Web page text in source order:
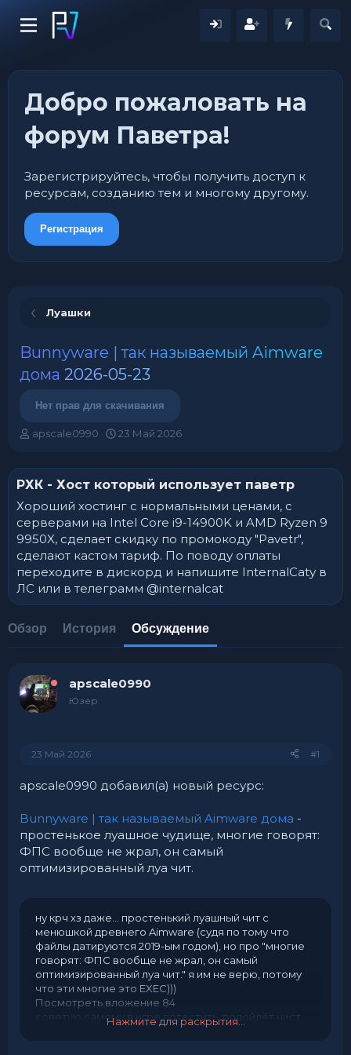
Добро пожаловать на
форум Паветра!
Зарегистрируйтесь, чтобы получить доступ к
ресурсам, созданию тем и многому другому.
Регистрация
Луашки
Bunnyware | так называемый Aimware
дома 2026-05-23
Нет прав для скачивания
А
р
т
е
м
ы
apscale0990
Д
н
а
ч
л
а
23 Май 2026
РХК - Хост который использует паветр
Хороший хостинг с нормальными ценами, с
серверами на Intel Core i9-14900K и AMD Ryzen 9
9950X, сделает скидку по промокоду "Pavetr",
сделают кастом тариф. По поводу оплаты
переходите в дискорд и напишите InternalCatу в
ЛС или в телеграмм @internalcat
Обзор История Обсуждение
apscale0990
Юзер
23 Май 2026 #1
apscale0990 добавил(а) новый ресурс:
Bunnyware | так называемый Aimware дома -
простенькое луашное чудище, многие говорят:
ФПС вообще не жрал, он самый
оптимизированный луа чит.
ну крч хз даже... простенький луашный чит с
менюшкой древнего Aimware (судя по тому что
файлы датируются 2019-ым годом), но про "многие
говорят: ФПС вообще не жрал, он самый
оптимизированный луа чит." я им не верю, потому
что эти многие это EXEC)))
Посмотреть вложение 84
советую самому в игре потестить, подойдёт чист
когда сайлент апдейт обновит оффсеты и все
Нажмите для раскрытия...